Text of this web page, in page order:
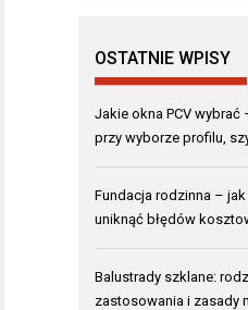
OSTATNIE WPISY
Jakie okna PCV
przy wyborze profilu,
Fundacja rodzinna –
uniknąć błędów
Balustrady szklane:
zastosowania i zasady